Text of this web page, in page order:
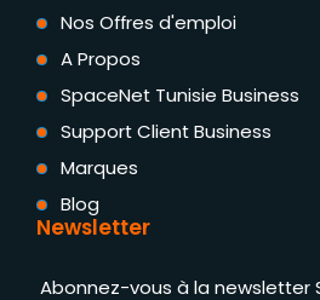
Nos Offres d'emploi
A Propos
SpaceNet Tunisie Business
Support Client Business
Marques
Blog
Newsletter
Abonnez-vous à la